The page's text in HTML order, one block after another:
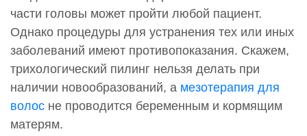
части головы может пройти любой пациент.
Однако процедуры для устранения тех или иных
заболеваний имеют противопоказания. Скажем,
трихологический пилинг нельзя делать при
наличии новообразований, а мезотерапия для
волос не проводится беременным и кормящим
матерям.